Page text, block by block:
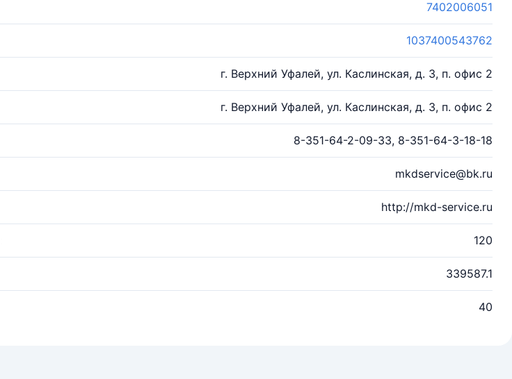
7402006051
1037400543762
г. Верхний Уфалей, ул. Каслинская, д. 3, п. офис 2
г. Верхний Уфалей, ул. Каслинская, д. 3, п. офис 2
8-351-64-2-09-33, 8-351-64-3-18-18
mkdservice@bk.ru
http://mkd-service.ru
120
339587.1
40